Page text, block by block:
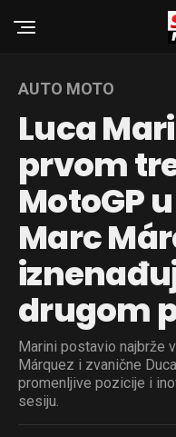
AUTO MOTO
Luca
prvom
MotoGP
Marc
drugom
Marini postavio najbrže
Márquez i zvanične
promenljive pozicije i
sesiju.